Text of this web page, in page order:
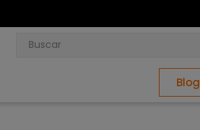
Blog